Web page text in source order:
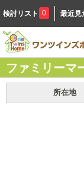
検討リスト 0 最近見
ファミリーマ
所在地